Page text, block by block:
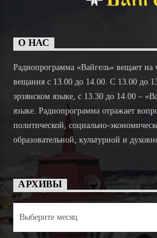
О НАС
Радиопрограмма «Вайгель» вещает на
вещания с 13.00 до 14.00. C 13.00 до
эрзянском языке, с 13.30 до 14.00 –
языке. Радиопрограмма отражает
политической, социально-
образовательной, культурной и
АРХИВЫ